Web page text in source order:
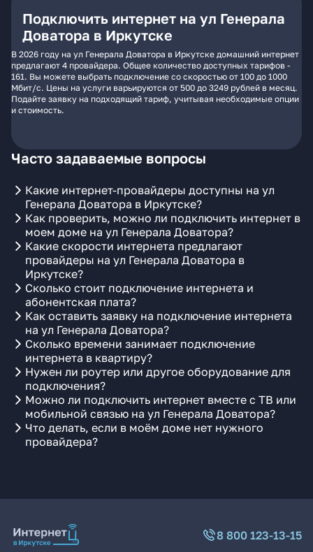
Подключить интернет на ул Генерала
Доватора в Иркутске
В 2026 году на ул Генерала Доватора в Иркутске домашний интернет
предлагают 4 провайдера. Общее количество доступных тарифов -
161. Вы можете выбрать подключение со скоростью от 100 до 1000
Мбит/с. Цены на услуги варьируются от 500 до 3249 рублей в месяц.
Подайте заявку на подходящий тариф, учитывая необходимые опции
и стоимость.
Часто задаваемые вопросы
Какие интернет-провайдеры доступны на ул
Генерала Доватора в Иркутске?
Как проверить, можно ли подключить интернет в
моем доме на ул Генерала Доватора?
Какие скорости интернета предлагают
провайдеры на ул Генерала Доватора в
Иркутске?
Сколько стоит подключение интернета и
абонентская плата?
Как оставить заявку на подключение интернета
на ул Генерала Доватора?
Сколько времени занимает подключение
интернета в квартиру?
Нужен ли роутер или другое оборудование для
подключения?
Можно ли подключить интернет вместе с ТВ или
мобильной связью на ул Генерала Доватора?
Что делать, если в моём доме нет нужного
провайдера?
8 800 123-13-15